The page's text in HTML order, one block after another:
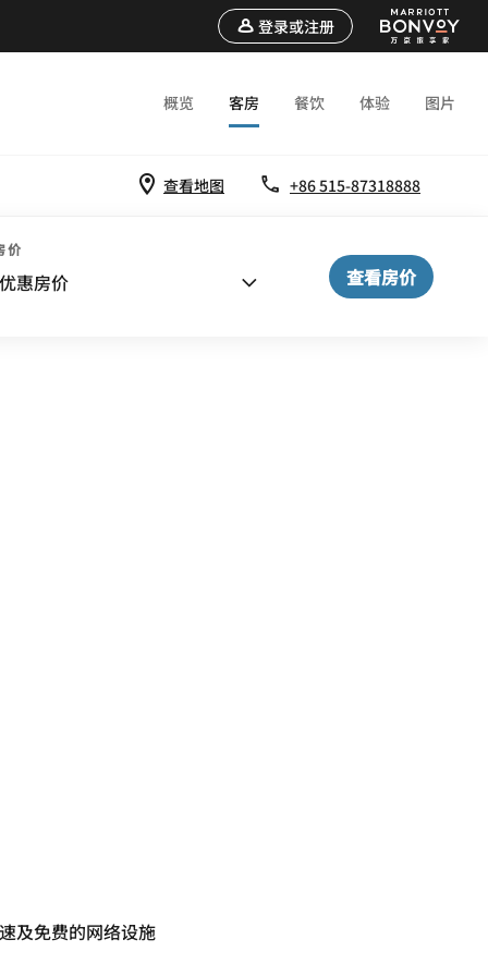
登录或注册
概览 客房 餐饮 体验 图片
查看地图 +86 515-87318888
价
惠房价 查看房价
及免费的网络设施